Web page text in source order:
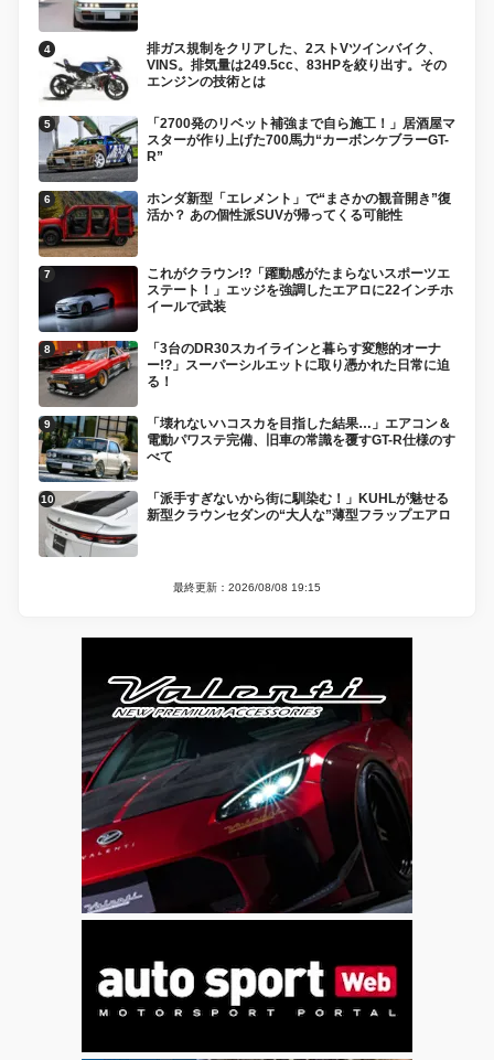
排ガス規制をクリアした、2ストVツインバイク、
VINS。排気量は249.5cc、83HPを絞り出す。その
エンジンの技術とは
「2700発のリベット補強まで自ら施工！」居酒屋マ
スターが作り上げた700馬力“カーボンケブラーGT-
R”
ホンダ新型「エレメント」で“まさかの観音開き”復
活か？ あの個性派SUVが帰ってくる可能性
これがクラウン!?「躍動感がたまらないスポーツエ
ステート！」エッジを強調したエアロに22インチホ
イールで武装
「3台のDR30スカイラインと暮らす変態的オーナ
ー!?」スーパーシルエットに取り憑かれた日常に迫
る！
「壊れないハコスカを目指した結果…」エアコン＆
電動パワステ完備、旧車の常識を覆すGT-R仕様のす
べて
「派手すぎないから街に馴染む！」KUHLが魅せる
新型クラウンセダンの“大人な”薄型フラップエアロ
最終更新：2026/08/08 19:15